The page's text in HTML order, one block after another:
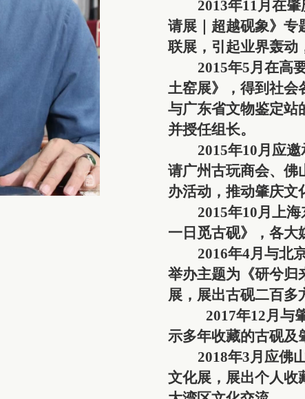
2013年11月在
请展｜超越砚象》专
联展，引起业界轰动
2015年5月在高
土窑展》，得到社会
与广东省文物鉴定站
并授任组长。
2015年10月应
请广州古玩商会、佛
办活动，推动肇庆文
2015年10月上
一日觅古砚》，各大
2016年4月与北
举办主题为《研兮归
展，展出古砚二百多
2017年12月与
示多年收藏的古砚及
2018年3月应佛
文化展，展出个人收